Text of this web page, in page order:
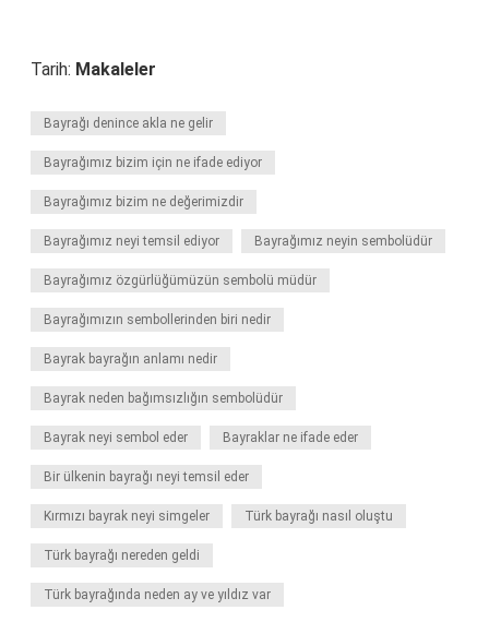
Tarih: Makaleler
Bayrağı denince akla ne gelir
Bayrağımız bizim için ne ifade ediyor
Bayrağımız bizim ne değerimizdir
Bayrağımız neyi temsil ediyor Bayrağımız neyin sembolüdür
Bayrağımız özgürlüğümüzün sembolü müdür
Bayrağımızın sembollerinden biri nedir
Bayrak bayrağın anlamı nedir
Bayrak neden bağımsızlığın sembolüdür
Bayrak neyi sembol eder Bayraklar ne ifade eder
Bir ülkenin bayrağı neyi temsil eder
Kırmızı bayrak neyi simgeler Türk bayrağı nasıl oluştu
Türk bayrağı nereden geldi
Türk bayrağında neden ay ve yıldız var